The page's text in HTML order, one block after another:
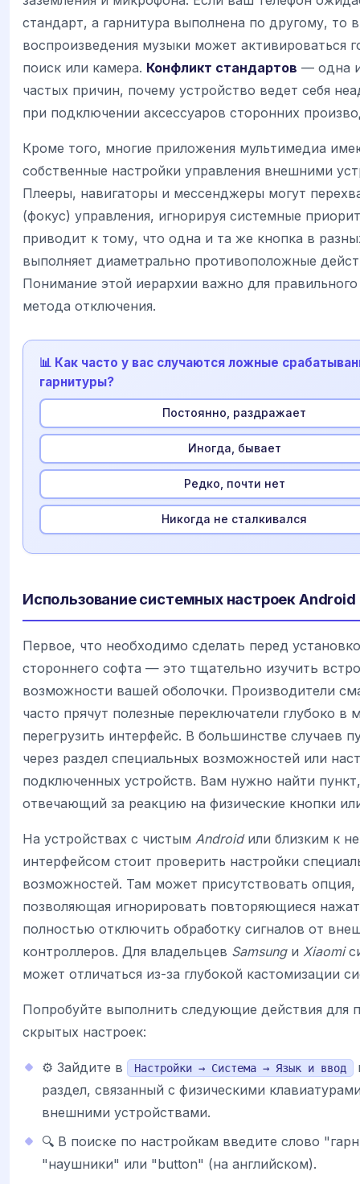
стандарт, а гарнитура выполнена по другому, то
воспроизведения музыки может активироваться
поиск или камера. Конфликт стандартов — одна
частых причин, почему устройство ведет себя
при подключении аксессуаров сторонних
Кроме того, многие приложения мультимедиа
собственные настройки управления внешними
Плееры, навигаторы и мессенджеры могут
(фокус) управления, игнорируя системные
приводит к тому, что одна и та же кнопка в
выполняет диаметрально противоположные
Понимание этой иерархии важно для
метода отключения.
📊 Как часто у вас случаются ложные
гарнитуры?
Постоянно, раздражает
Иногда, бывает
Редко, почти нет
Никогда не сталкивался
Использование системных настроек Android
Первое, что необходимо сделать перед
стороннего софта — это тщательно изучить
возможности вашей оболочки. Производители
часто прячут полезные переключатели глубоко в
перегрузить интерфейс. В большинстве случаев
через раздел специальных возможностей или
подключенных устройств. Вам нужно найти пункт,
отвечающий за реакцию на физические кнопки
На устройствах с чистым Androidили близким к
интерфейсом стоит проверить настройки
возможностей. Там может присутствовать опция,
позволяющая игнорировать повторяющиеся
полностью отключить обработку сигналов от
контроллеров. Для владельцев Samsungи Xiaomi
может отличаться из-за глубокой кастомизации
Попробуйте выполнить следующие действия для
скрытых настроек:
⚙️ Зайдите в Настройки → Система → Язык и ввод
раздел, связанный с физическими
внешними устройствами.
🔍 В поиске по настройкам введите слово
"наушники" или "button" (на английском).